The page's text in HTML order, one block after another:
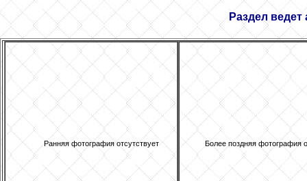
Раздел
Ранняя фотография отсутствует Более поздняя фотография